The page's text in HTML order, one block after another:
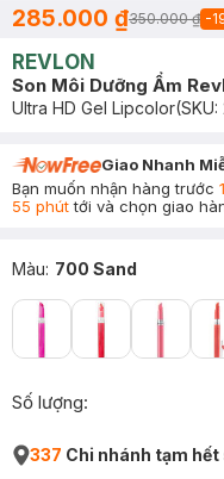
285.000 ₫350.000 ₫ -
REVLON
Son Môi Dưỡng Ẩm
Ultra HD Gel Lipcolor(SKU:
Giao Nhanh
Bạn muốn nhận hàng trước
55 phúttới và chọn giao
Màu: 700 Sand
Số lượng:
337 Chi nhánh tạm hết